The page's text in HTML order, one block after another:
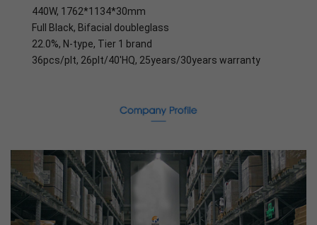
440W, 1762*1134*30mm
Full Black, Bifacial doubleglass
22.0%, N-type, Tier 1 brand
36pcs/plt, 26plt/40'HQ, 25years/30years warranty